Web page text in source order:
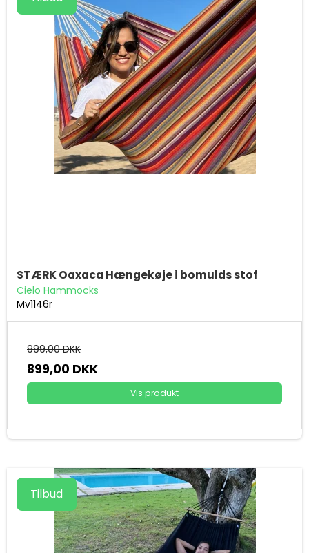
STÆRK Oaxaca Hængekøje i bomulds stof
Cielo Hammocks
Mv1146r
999,00 DKK
899,00 DKK
Vis produkt
Tilbud